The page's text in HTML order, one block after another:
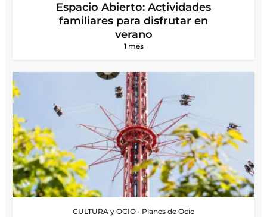
Espacio Abierto: Actividades
familiares para disfrutar en
verano
1 mes
CULTURA y OCIO • Planes de Ocio